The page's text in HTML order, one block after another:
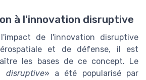
à l'innovation disruptive
de l'innovation disruptive
et de défense, il est
les bases de ce concept. Le
disruptive» a été popularisé par